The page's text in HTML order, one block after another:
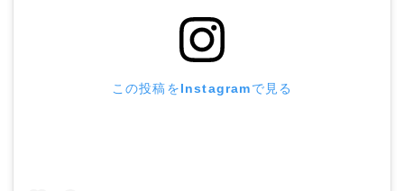
この投稿をInstagramで見る